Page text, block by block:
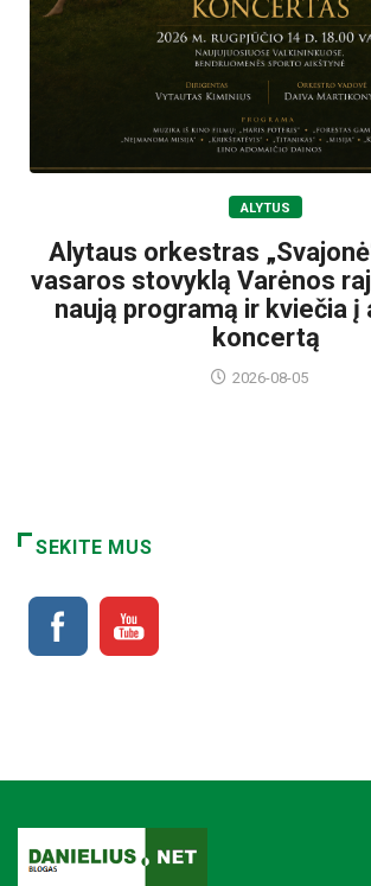
ALYTUS
Alytaus orkestras
vasaros stovyklą Varėnos
naują programą ir kviečia į
koncertą
2026-08-05
SEKITE MUS